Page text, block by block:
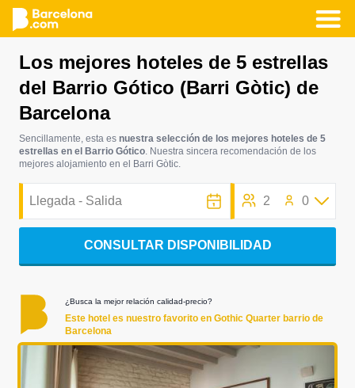
contenido
principal
Los mejores hoteles de 5 estrellas
del Barrio Gótico (Barri Gòtic) de
Barcelona
Sencillamente, esta es nuestra selección de los mejores hoteles de 5
estrellas en el Barrio Gótico. Nuestra sincera recomendación de los
mejores alojamiento en el Barri Gòtic.
2 0
CONSULTAR DISPONIBILIDAD
¿Busca la mejor relación calidad-precio?
Este hotel es nuestro favorito en Gothic Quarter barrio de
Barcelona